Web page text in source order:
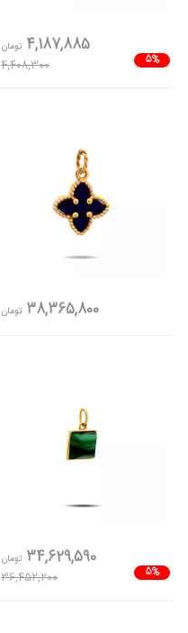
5%
4,187,885 تومان
4,408,300
38,365,800 تومان
5%
34,629,590 تومان
36,452,200